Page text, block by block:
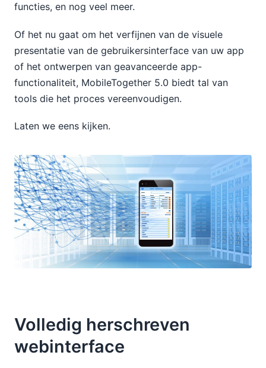
functies, en nog veel meer.
Of het nu gaat om het verfijnen van de visuele
presentatie van de gebruikersinterface van uw app
of het ontwerpen van geavanceerde app-
functionaliteit, MobileTogether 5.0 biedt tal van
tools die het proces vereenvoudigen.
Laten we eens kijken.
Volledig herschreven
webinterface